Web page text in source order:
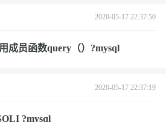
2020-05-17 22:37:50
成员函数query（）?mysql
2020-05-17 22:37:19
?mysql